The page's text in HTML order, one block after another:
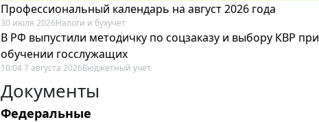
Профессиональный календарь на август 2026 года
30 июля 2026Налоги и бухучет
В РФ выпустили методичку по соцзаказу и выбору КВР при
обучении госслужащих
10:04 7 августа 2026Бюджетный учет
Документы
Федеральные